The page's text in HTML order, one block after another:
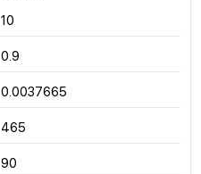
10
0.9
0.0037665
465
90